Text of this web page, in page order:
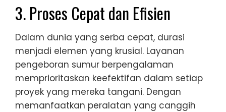
3. Proses Cepat dan Efisien
Dalam dunia yang serba cepat, durasi
menjadi elemen yang krusial. Layanan
pengeboran sumur berpengalaman
memprioritaskan keefektifan dalam setiap
proyek yang mereka tangani. Dengan
memanfaatkan peralatan yang canggih